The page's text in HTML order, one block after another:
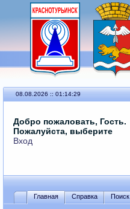
08.08.2026 :: 01:14:29
Добро пожаловать, Гость.
Пожалуйста, выберите
Вход
Главная Справка Поиск